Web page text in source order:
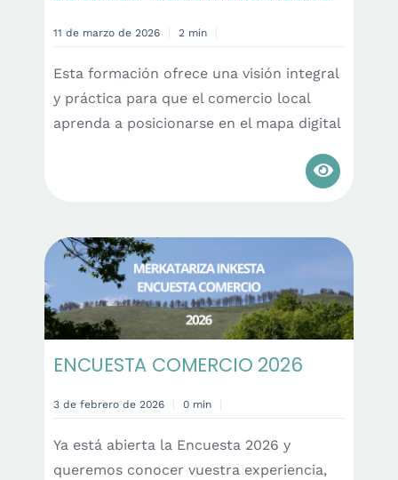
11 de marzo de 2026 2 min
Esta formación ofrece una visión integral
y práctica para que el comercio local
aprenda a posicionarse en el mapa digital
ENCUESTA COMERCIO 2026
3 de febrero de 2026 0 min
Ya está abierta la Encuesta 2026 y
queremos conocer vuestra experiencia,